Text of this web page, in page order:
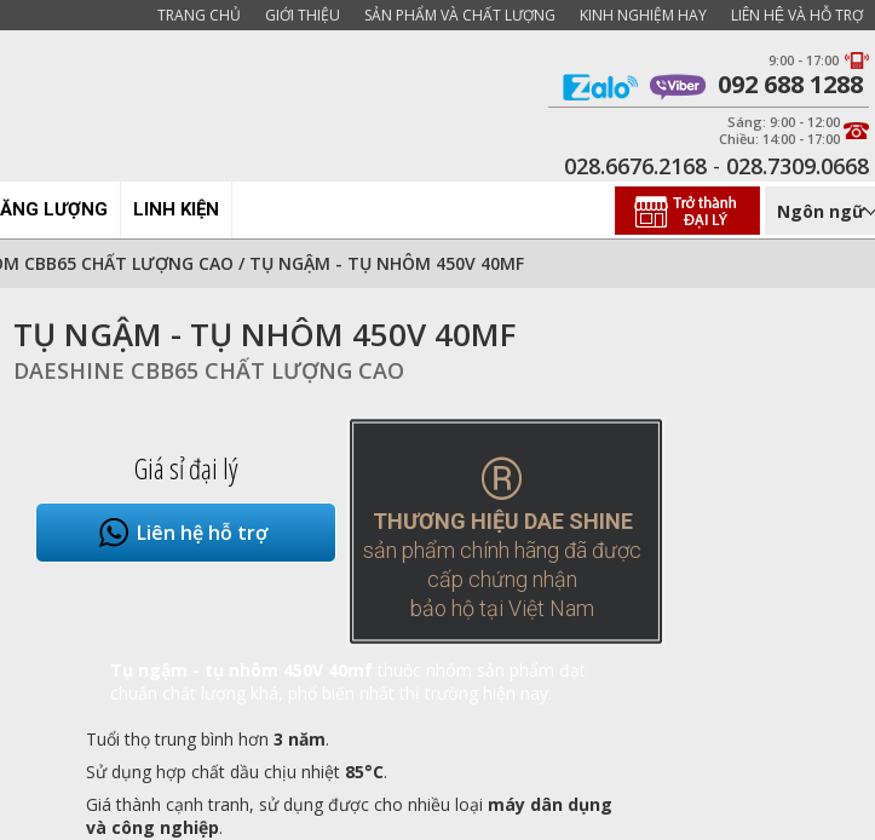
TRANG CHỦ GIỚI THIỆU SẢN PHẨM VÀ CHẤT LƯỢNG KINH NGHIỆM HAY LIÊN HỆ VÀ HỖ TRỢ
9:00 - 17:00
092 688 1288
Sáng: 9:00 - 12:00
Chiều: 14:00 - 17:00
028.7309.0668
-
028.6676.2168
LƯỢNG LINH KIỆN Ngôn ngữ
CBB65 CHẤT LƯỢNG CAO / TỤ NGẬM - TỤ NHÔM 450V 40MF
TỤ NGẬM - TỤ NHÔM 450V 40MF
DAESHINE CBB65 CHẤT LƯỢNG CAO
Giá sỉ đại lý
Liên hệ hỗ trợ
®
THƯƠNG HIỆU DAE SHINE
sản phẩm chính hãng đã được
cấp chứng nhận
bảo hộ tại Việt Nam
Tuổi thọ trung bình hơn3 năm.
Sử dụng hợp chất dầu chịu nhiệt 85°C.
Giá thành cạnh tranh, sử dụng được cho nhiều loại máy dân dụng
và công nghiệp.